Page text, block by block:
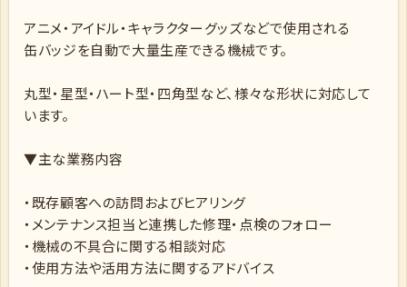
アニメ・アイドル・キャラクターグッズなどで使用される
缶バッジを自動で大量生産できる機械です。
丸型・星型・ハート型・四角型など、様々な形状に対応して
います。
▼主な業務内容
・既存顧客への訪問およびヒアリング
・メンテナンス担当と連携した修理・点検のフォロー
・機械の不具合に関する相談対応
・使用方法や活用方法に関するアドバイス